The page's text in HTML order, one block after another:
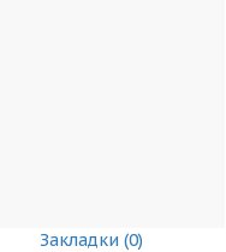
Закладки (0)